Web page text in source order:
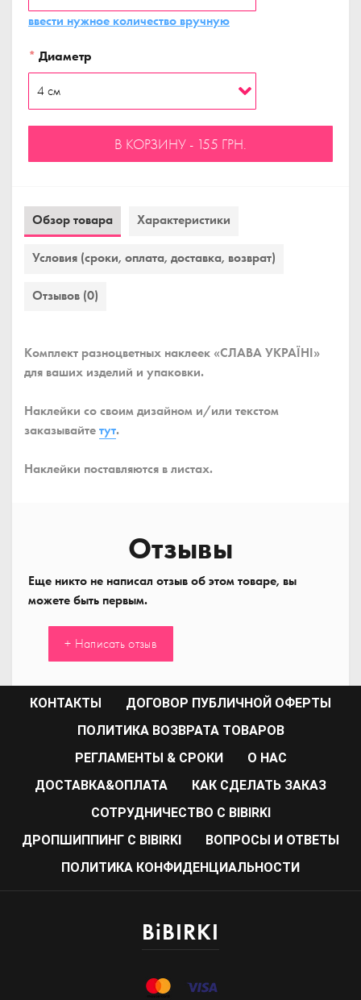
ввести нужное количество вручную
* Диаметр
В КОРЗИНУ - 155 ГРН.
Обзор товара Характеристики
Условия (сроки, оплата, доставка, возврат)
Отзывов (0)
Комплект разноцветных наклеек «СЛАВА УКРАЇНІ»
для ваших изделий и упаковки.
Наклейки со своим дизайном и/или текстом
заказывайтетут.
Наклейки поставляются в листах.
Отзывы
Еще никто не написал отзыв об этом товаре, вы
можете быть первым.
+ Написать отзыв
КОНТАКТЫ
ДОГОВОР ПУБЛИЧНОЙ ОФЕРТЫ
ПОЛИТИКА ВОЗВРАТА ТОВАРОВ
РЕГЛАМЕНТЫ & СРОКИ
О НАС
ДОСТАВКА&ОПЛАТА
КАК СДЕЛАТЬ ЗАКАЗ
CОТРУДНИЧЕСТВО С BIBIRKI
ДРОПШИППИНГ С BIBIRKI
ВОПРОСЫ И ОТВЕТЫ
ПОЛИТИКА КОНФИДЕНЦИАЛЬНОСТИ
BiBIRKI